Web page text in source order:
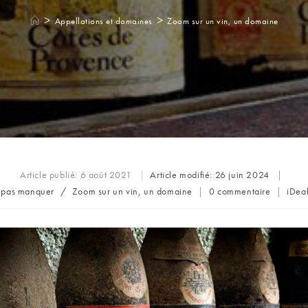
> Appellations et domaines > Zoom sur un vin, un domaine
Article publié: 6 août 2021 Article modifié: 26 juin 2024
manquer / Zoom sur un vin, un domaine
Commentaires
publication :
0 commentaire